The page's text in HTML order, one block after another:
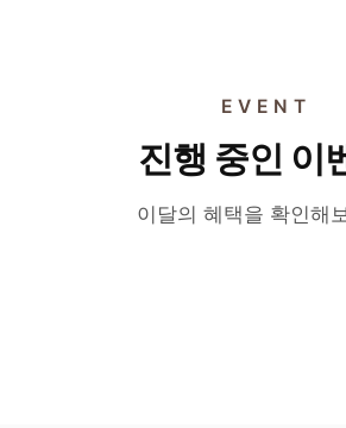
EVENT
진행 중인 이
이달의 혜택을 확인해
세르프 600샷
160만원
EVENT 02
190만원
EVENT 03
리쥬란 · 리투오
EVENT 04
리투오